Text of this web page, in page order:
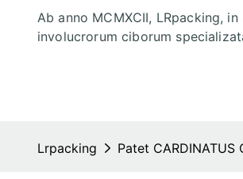
Ab anno MCMXCII, LRpacking,
involucrorum ciborum
Lrpacking Patet